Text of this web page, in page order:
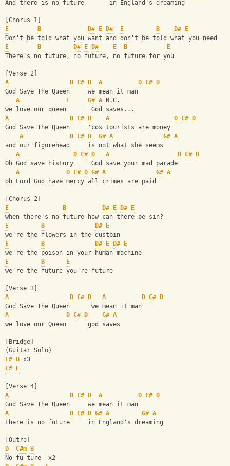
And there is no future       in England's dreaming
[Chorus 1]
E
B D# E D# E B D#
E
Don't be told what you want and don't be told what you need
E
B D# E D# E B
E
There's no future, no future, no future for you
[Verse 2]
A
D C# D A D C#
D
God Save The Queen     we mean it man
A
E G# A N.C.
we love our queen       God saves...
A
D C# D A D C#
D
God Save The Queen     'cos tourists are money
A
D C# D G# A G# A
and our figurehead     is not what she seems
A
D C# D A D C#
D
Oh God save history     God save your mad parade
A
D C# D G# A G# A
oh Lord God have mercy all crimes are paid
[Chorus 2]
E
B D# E D#
E
when there's no future how can there be sin?
E
B D#
E
we're the flowers in the dustbin
E
B D# E D#
E
we're the poison in your human machine
E
B
E
we're the future you're future
[Verse 3]
A
D C# D A D C#
D
God Save The Queen      we mean it man
A
D C# D G# A
we love our Queen      god saves
[Bridge]
(Guitar Solo)
F#
B x3
F#
E
[Verse 4]
A
D C# D A D C#
D
God Save The Queen     we mean it man
A
D C# D G# A G# A
there is no future     in England's dreaming
[Outro]
D
C#m
B
No fu-ture  x2